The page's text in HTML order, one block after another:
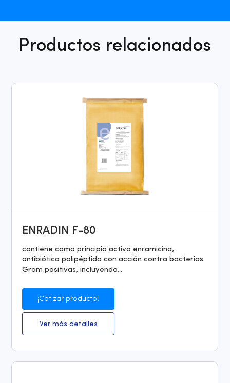
Productos relacionados
ENRADIN F-80
contiene como principio activo enramicina,
antibiótico polipéptido con acción contra bacterias
Gram positivas, incluyendo...
¡Cotizar producto!
Ver más detalles